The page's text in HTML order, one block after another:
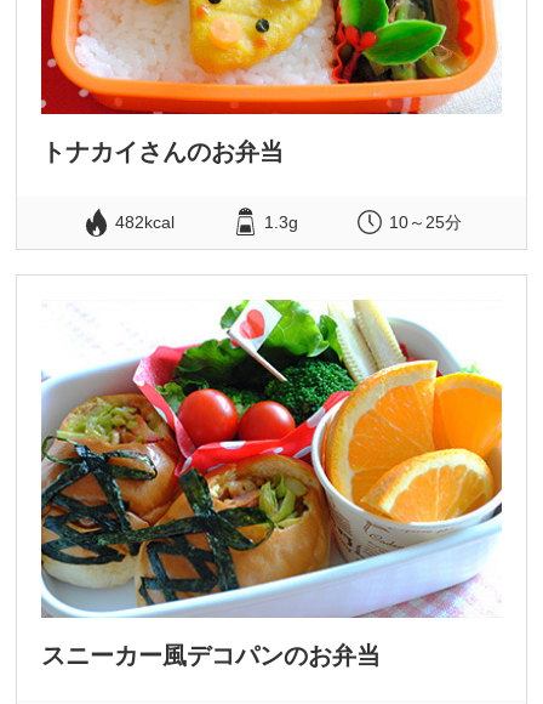
トナカイさんのお弁当
482kcal 1.3g 10～25分
スニーカー風デコパンのお弁当